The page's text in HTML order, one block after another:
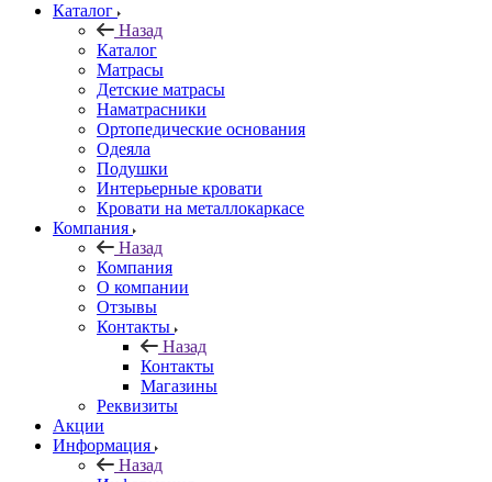
Каталог
Назад
Каталог
Матрасы
Детские матрасы
Наматрасники
Ортопедические основания
Одеяла
Подушки
Интерьерные кровати
Кровати на металлокаркасе
Компания
Назад
Компания
О компании
Отзывы
Контакты
Назад
Контакты
Магазины
Реквизиты
Акции
Информация
Назад